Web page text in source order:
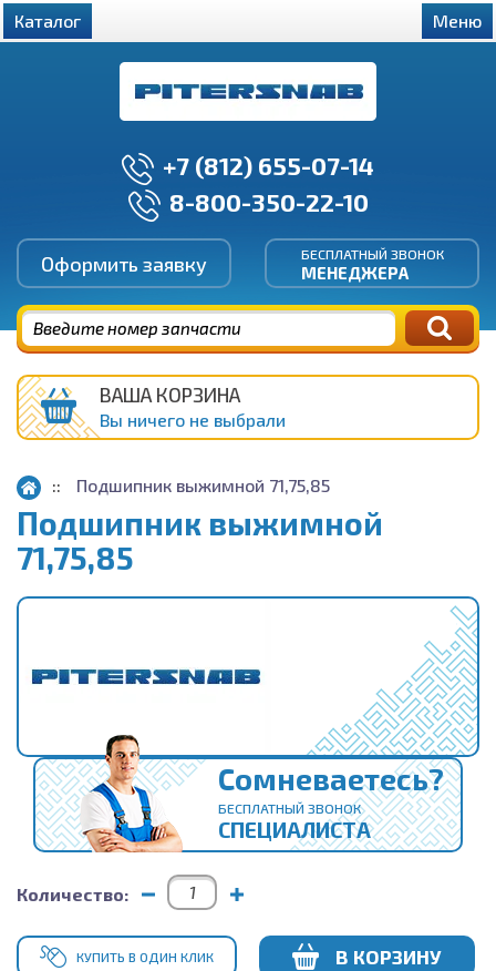
+7 (812) 655-07-14
8-800-350-22-10
Оформить заявку БЕСПЛАТНЫЙ ЗВОНОК
МЕНЕДЖЕРА
Каталог Меню
ВАША КОРЗИНА
Вы ничего не выбрали
Подшипник выжимной 71,75,85
Подшипник выжимной
71,75,85
Сомневаетесь?
БЕСПЛАТНЫЙ ЗВОНОК
СПЕЦИАЛИСТА
Количество:
КУПИТЬ В ОДИН КЛИК В КОРЗИНУ